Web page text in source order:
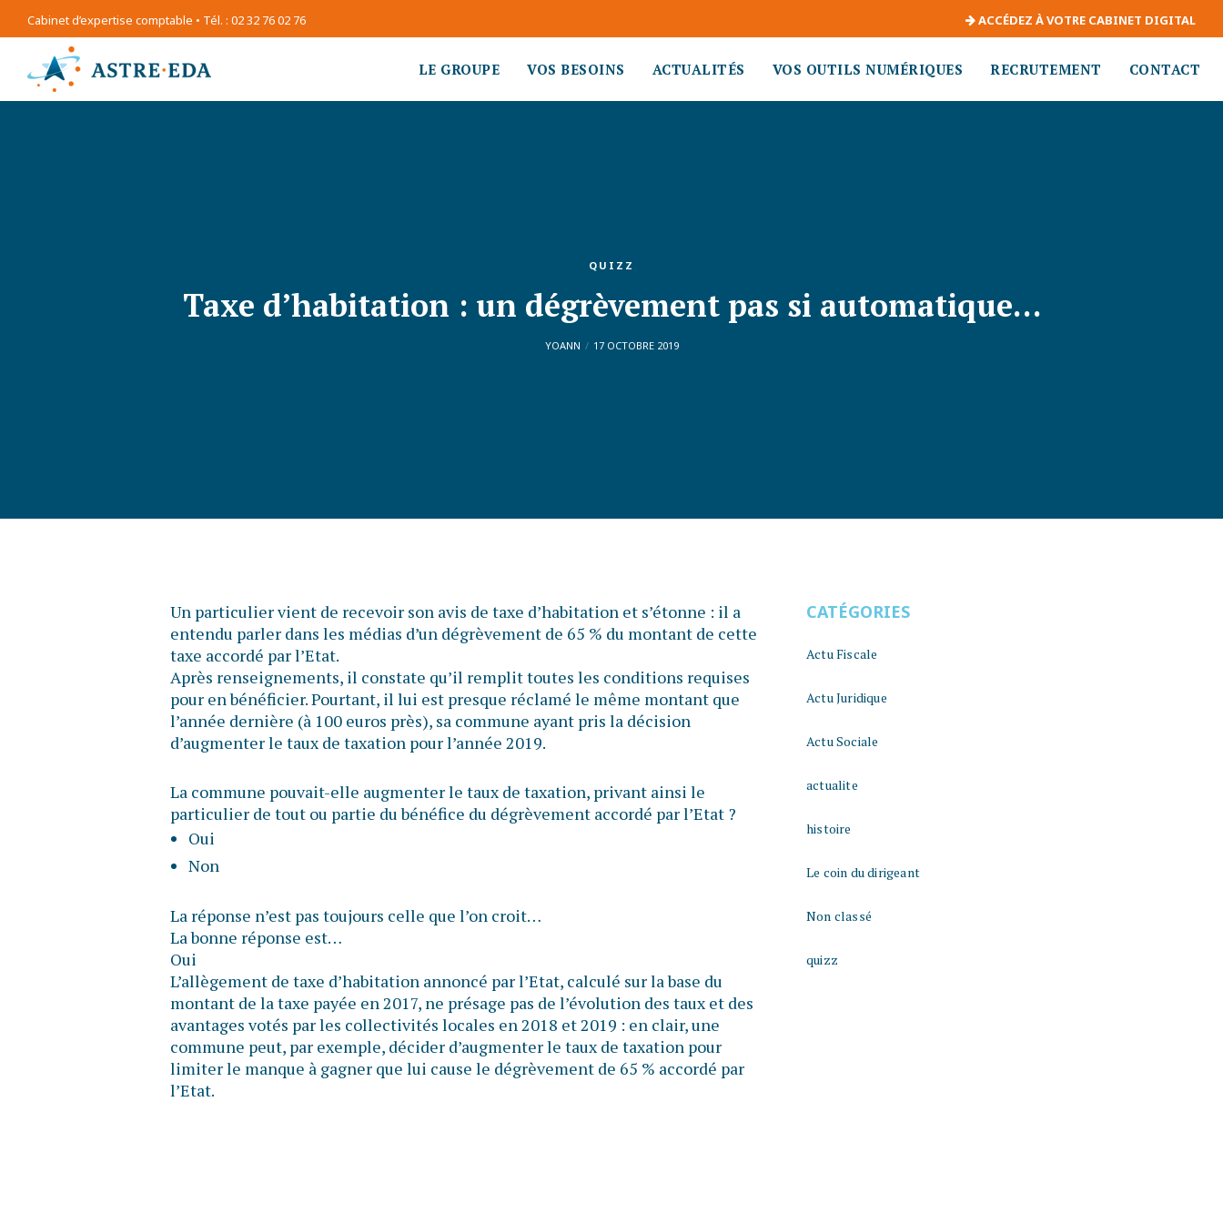
Cabinet d’expertise comptable • Tél. : 02 32 76 02 76 ACCÉDEZ À VOTRE CABINET DIGITAL
LE GROUPE VOS BESOINS ACTUALITÉS VOS OUTILS NUMÉRIQUES RECRUTEMENT CONTACT
QUIZZ
Taxe d’habitation : un dégrèvement pas si automatique…
YOANN 17 OCTOBRE 2019
Un particulier vient de recevoir son avis de taxe d’habitation et s’étonne : il a
entendu parler dans les médias d’un dégrèvement de 65 % du montant de cette
taxe accordé par l’Etat.
Après renseignements, il constate qu’il remplit toutes les conditions requises
pour en bénéficier. Pourtant, il lui est presque réclamé le même montant que
l’année dernière (à 100 euros près), sa commune ayant pris la décision
d’augmenter le taux de taxation pour l’année 2019.
La commune pouvait-elle augmenter le taux de taxation, privant ainsi le
particulier de tout ou partie du bénéfice du dégrèvement accordé par l’Etat ?
Oui
Non
La réponse n’est pas toujours celle que l’on croit…
La bonne réponse est…
Oui
L’allègement de taxe d’habitation annoncé par l’Etat, calculé sur la base du
montant de la taxe payée en 2017, ne présage pas de l’évolution des taux et des
avantages votés par les collectivités locales en 2018 et 2019 : en clair, une
commune peut, par exemple, décider d’augmenter le taux de taxation pour
limiter le manque à gagner que lui cause le dégrèvement de 65 % accordé par
l’Etat.
CATÉGORIES
Actu Fiscale
Actu Juridique
Actu Sociale
actualite
histoire
Le coin du dirigeant
Non classé
quizz